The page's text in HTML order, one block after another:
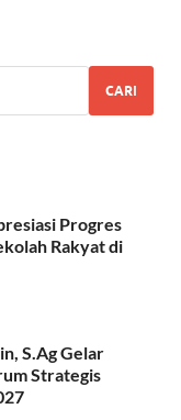
CARI
Progres
Rakyat di
S.Ag Gelar
Strategis